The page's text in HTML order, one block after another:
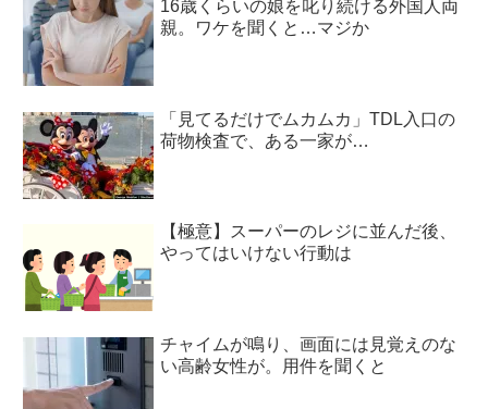
16歳くらいの娘を叱り続ける外国人両
親。ワケを聞くと…マジか
「見てるだけでムカムカ」TDL入口の
荷物検査で、ある一家が…
【極意】スーパーのレジに並んだ後、
やってはいけない行動は
チャイムが鳴り、画面には見覚えのな
い高齢女性が。用件を聞くと